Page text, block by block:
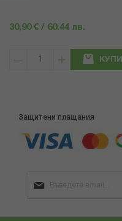
30,90 € / 60.44 лв.
КУПИ
Защитени плащания